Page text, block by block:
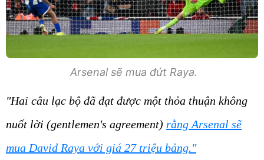
Arsenal sẽ mua đứt Raya.
"Hai câu lạc bộ đã đạt được một thỏa thuận không
nuốt lời (gentlemen's agreement) rằng Arsenal sẽ
mua David Raya với giá 27 triệu bảng."